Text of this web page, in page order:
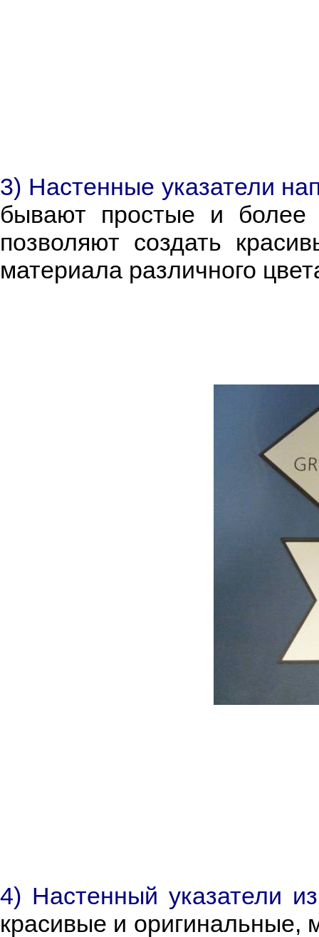
3) Настенные указатели
бывают простые и более
позволяют создать
материала различного
4) Настенный указатели
красивые и оригинальные,